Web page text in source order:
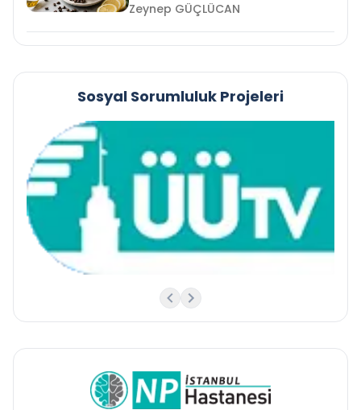
Zeynep GÜÇLÜCAN
Sosyal Sorumluluk Projeleri